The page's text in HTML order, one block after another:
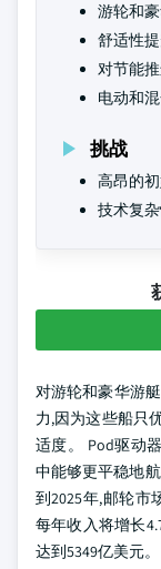
游轮和
舒适性
对节能
电动和
挑战
高昂的
技术复杂
对游轮和豪华游
力,因为这些船只
适度。 Pod驱动
中能够更平稳地
到2025年,邮轮市
每年收入将增长
达到5349亿美元。